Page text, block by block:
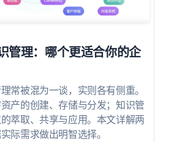
管理：哪个更适合你的企
常被混为一谈，实则各有侧重。
产的创建、存储与分发；知识管
萃取、共享与应用。本文详解两
际需求做出明智选择。